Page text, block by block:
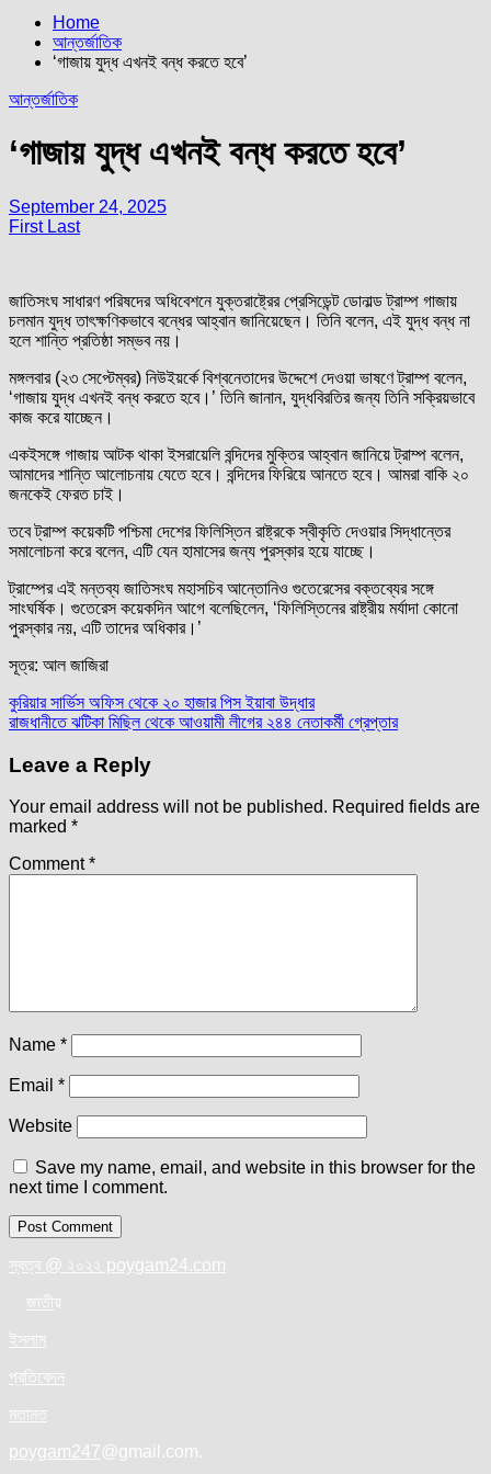
Home
আন্তর্জাতিক
‘গাজায় যুদ্ধ এখনই বন্ধ করতে হবে’
আন্তর্জাতিক
‘গাজায় যুদ্ধ এখনই বন্ধ করতে হবে’
September 24, 2025
First Last
জাতিসংঘ সাধারণ পরিষদের অধিবেশনে যুক্তরাষ্ট্রের প্রেসিডেন্ট ডোনাল্ড ট্রাম্প গাজায়
চলমান যুদ্ধ তাৎক্ষণিকভাবে বন্ধের আহ্বান জানিয়েছেন। তিনি বলেন, এই যুদ্ধ বন্ধ না
হলে শান্তি প্রতিষ্ঠা সম্ভব নয়।
মঙ্গলবার (২৩ সেপ্টেম্বর) নিউইয়র্কে বিশ্বনেতাদের উদ্দেশে দেওয়া ভাষণে ট্রাম্প বলেন,
‘গাজায় যুদ্ধ এখনই বন্ধ করতে হবে।’ তিনি জানান, যুদ্ধবিরতির জন্য তিনি সক্রিয়ভাবে
কাজ করে যাচ্ছেন।
একইসঙ্গে গাজায় আটক থাকা ইসরায়েলি বন্দিদের মুক্তির আহ্বান জানিয়ে ট্রাম্প বলেন,
আমাদের শান্তি আলোচনায় যেতে হবে। বন্দিদের ফিরিয়ে আনতে হবে। আমরা বাকি ২০
জনকেই ফেরত চাই।
তবে ট্রাম্প কয়েকটি পশ্চিমা দেশের ফিলিস্তিন রাষ্ট্রকে স্বীকৃতি দেওয়ার সিদ্ধান্তের
সমালোচনা করে বলেন, এটি যেন হামাসের জন্য পুরস্কার হয়ে যাচ্ছে।
ট্রাম্পের এই মন্তব্য জাতিসংঘ মহাসচিব আন্তোনিও গুতেরেসের বক্তব্যের সঙ্গে
সাংঘর্ষিক। গুতেরেস কয়েকদিন আগে বলেছিলেন, ‘ফিলিস্তিনের রাষ্ট্রীয় মর্যাদা কোনো
পুরস্কার নয়, এটি তাদের অধিকার।’
সূত্র: আল জাজিরা
Post
navigation
কুরিয়ার সার্ভিস অফিস থেকে ২০ হাজার পিস ইয়াবা উদ্ধার
রাজধানীতে ঝটিকা মিছিল থেকে আওয়ামী লীগের ২৪৪ নেতাকর্মী গ্রেপ্তার
Leave a Reply
Your email address will not be published. Required fields are
marked *
Comment*
Name *
Email *
Website
Save my name, email, and website in this browser for the
next time I comment.
স্বত্ব @ ২০২২ poygam24.com
জাতীয়
ইসলাম
প্রতিবেদন
মতামত
poygam247@gmail.com.